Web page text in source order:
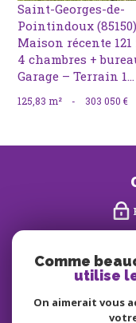
Saint-Georges-de-
Pointindoux (85150)
Maison récente 121
4 chambres +
Garage – Terrain 1...
125,83 m² - 303 050 €
Comme
utilise
On aimerait vous